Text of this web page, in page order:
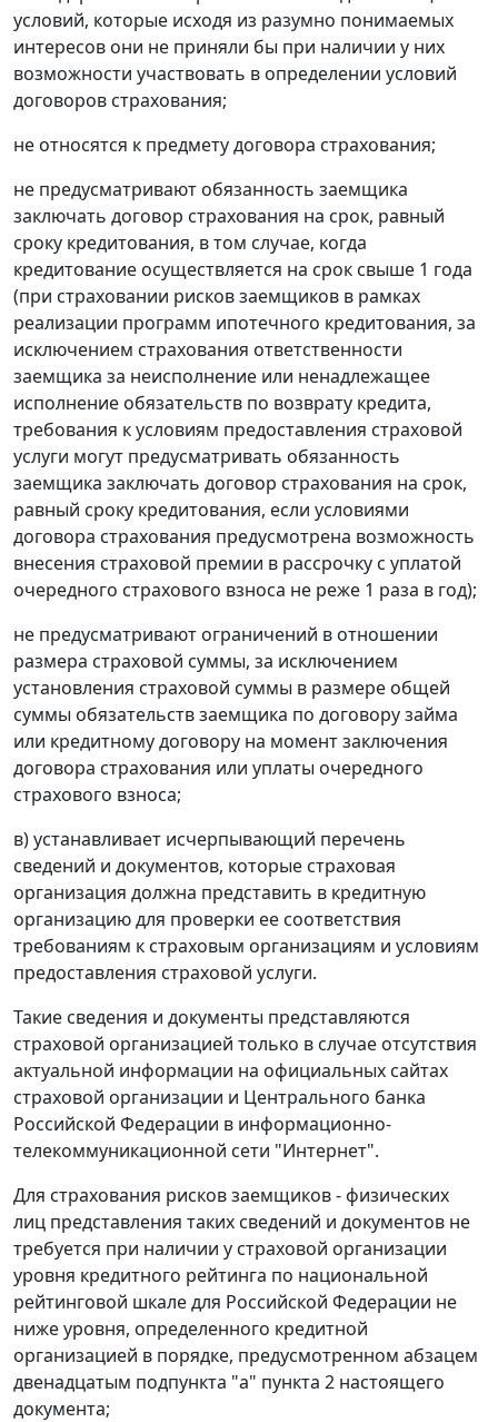
условий, которые исходя из разумно понимаемых
интересов они не приняли бы при наличии у них
возможности участвовать в определении условий
договоров страхования;
не относятся к предмету договора страхования;
не предусматривают обязанность заемщика
заключать договор страхования на срок, равный
сроку кредитования, в том случае, когда
кредитование осуществляется на срок свыше 1 года
(при страховании рисков заемщиков в рамках
реализации программ ипотечного кредитования, за
исключением страхования ответственности
заемщика за неисполнение или ненадлежащее
исполнение обязательств по возврату кредита,
требования к условиям предоставления страховой
услуги могут предусматривать обязанность
заемщика заключать договор страхования на срок,
равный сроку кредитования, если условиями
договора страхования предусмотрена возможность
внесения страховой премии в рассрочку с уплатой
очередного страхового взноса не реже 1 раза в год);
не предусматривают ограничений в отношении
размера страховой суммы, за исключением
установления страховой суммы в размере общей
суммы обязательств заемщика по договору займа
или кредитному договору на момент заключения
договора страхования или уплаты очередного
страхового взноса;
в) устанавливает исчерпывающий перечень
сведений и документов, которые страховая
организация должна представить в кредитную
организацию для проверки ее соответствия
требованиям к страховым организациям и условиям
предоставления страховой услуги.
Такие сведения и документы представляются
страховой организацией только в случае отсутствия
актуальной информации на официальных сайтах
страховой организации и Центрального банка
Российской Федерации в информационно-
телекоммуникационной сети "Интернет".
Для страхования рисков заемщиков - физических
лиц представления таких сведений и документов не
требуется при наличии у страховой организации
уровня кредитного рейтинга по национальной
рейтинговой шкале для Российской Федерации не
ниже уровня, определенного кредитной
организацией в порядке, предусмотренном абзацем
двенадцатым подпункта "а" пункта 2 настоящего
документа;